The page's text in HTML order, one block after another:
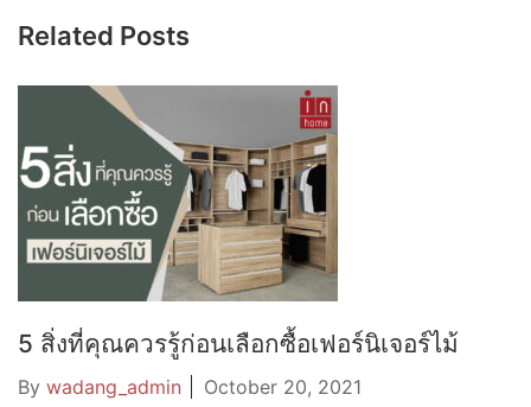
Related Posts
5 สิ่งที่คุณควรรู้ก่อนเลือกซื้อเฟอร์นิเจอร์ไม้
By wadang_admin October 20, 2021